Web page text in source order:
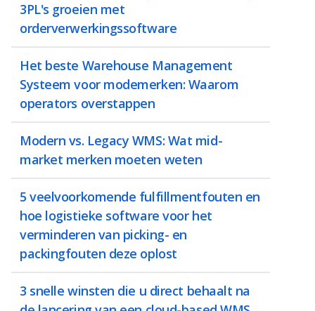
3PL's groeien met
orderverwerkingssoftware
Het beste Warehouse Management
Systeem voor modemerken: Waarom
operators overstappen
Modern vs. Legacy WMS: Wat mid-
market merken moeten weten
5 veelvoorkomende fulfillmentfouten en
hoe logistieke software voor het
verminderen van picking- en
packingfouten deze oplost
3 snelle winsten die u direct behaalt na